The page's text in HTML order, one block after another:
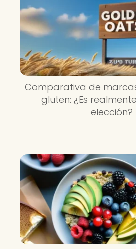
Comparativa de
gluten: ¿Es
elección?